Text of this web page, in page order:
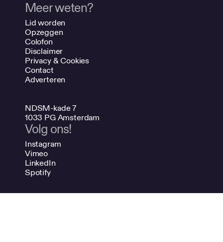
Meer weten?
Lid worden
Opzeggen
Colofon
Disclaimer
Privacy & Cookies
Contact
Adverteren
NDSM-kade 7
1033 PG Amsterdam
Volg ons!
Instagram
Vimeo
LinkedIn
Spotify